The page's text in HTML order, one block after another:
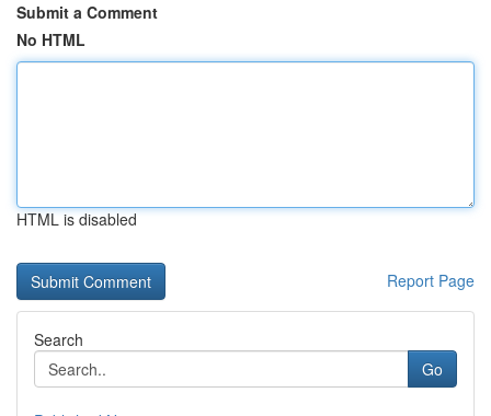
Submit a Comment
No HTML
HTML is disabled
Report Page
Search
Go